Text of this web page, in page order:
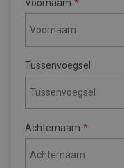
Voornaam
Tussenvoegsel
Achternaam